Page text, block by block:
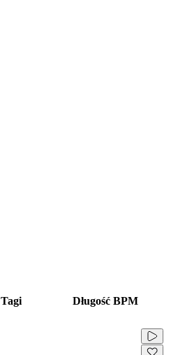
Tagi Długość BPM